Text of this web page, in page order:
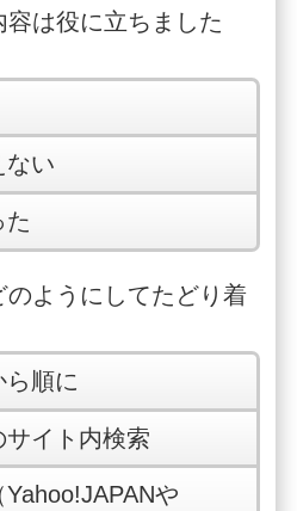
は役に立ちました
ない
た
ようにしてたどり着
ら順に
イト内検索
や